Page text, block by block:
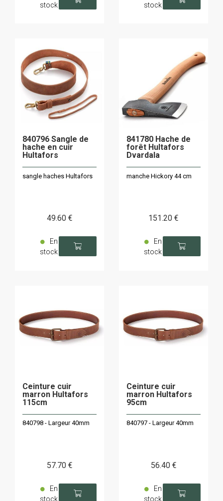
stock
stock
840796 Sangle de
hache en cuir
Hultafors
sangle haches Hultafors
49.60 €
En
stock
841780 Hache de
forêt Hultafors
Dvardala
manche Hickory 44 cm
151.20 €
En
stock
Ceinture cuir
marron Hultafors
115cm
840798 - Largeur 40mm
57.70 €
En
stock
Ceinture cuir
marron Hultafors
95cm
840797 - Largeur 40mm
56.40 €
En
stock